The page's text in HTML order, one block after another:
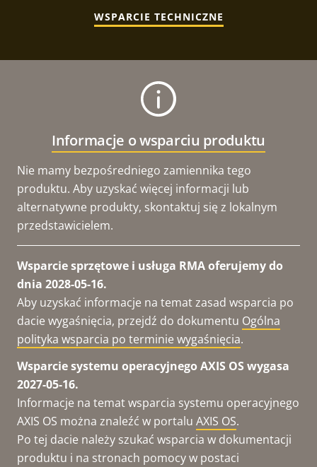
WSPARCIE TECHNICZNE
Informacje o wsparciu produktu
Nie mamy bezpośredniego zamiennika tego
produktu. Aby uzyskać więcej informacji lub
alternatywne produkty, skontaktuj się z lokalnym
przedstawicielem.
Wsparcie sprzętowe i usługa RMA oferujemy do
dnia 2028-05-16.
Aby uzyskać informacje na temat zasad wsparcia po
dacie wygaśnięcia, przejdź do dokumentu Ogólna
polityka wsparcia po terminie wygaśnięcia.
Wsparcie systemu operacyjnego AXIS OS wygasa
2027-05-16.
Informacje na temat wsparcia systemu operacyjnego
AXIS OS można znaleźć w portalu AXIS OS.
Po tej dacie należy szukać wsparcia w dokumentacji
produktu i na stronach pomocy w postaci